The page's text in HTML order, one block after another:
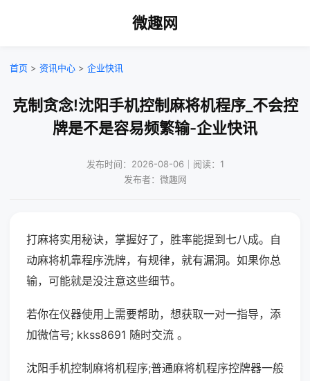
微趣网
首页 > 资讯中心 > 企业快讯
克制贪念!沈阳手机控制麻将机程序_不会控
牌是不是容易频繁输-企业快讯
发布时间：2026-08-06｜阅读：1
发布者：微趣网
打麻将实用秘诀，掌握好了，胜率能提到七八成。自
动麻将机靠程序洗牌，有规律，就有漏洞。如果你总
输，可能就是没注意这些细节。
若你在仪器使用上需要帮助，想获取一对一指导，添
加微信号; kkss8691 随时交流 。
沈阳手机控制麻将机程序;普通麻将机程序控牌器一般